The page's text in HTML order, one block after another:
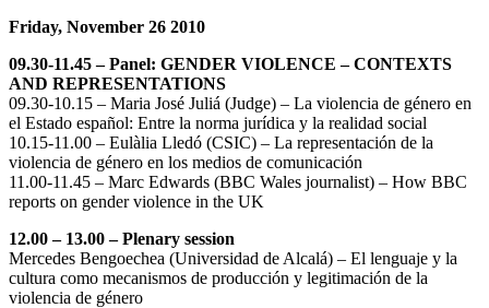
Friday, November 26 2010
09.30-11.45 – Panel: GENDER VIOLENCE – CONTEXTS
AND REPRESENTATIONS
09.30-10.15 – Maria José Juliá (Judge) – La violencia de género en
el Estado español: Entre la norma jurídica y la realidad social
10.15-11.00 – Eulàlia Lledó (CSIC) – La representación de la
violencia de género en los medios de comunicación
11.00-11.45 – Marc Edwards (BBC Wales journalist) – How BBC
reports on gender violence in the UK
12.00 – 13.00 – Plenary session
Mercedes Bengoechea (Universidad de Alcalá) – El lenguaje y la
cultura como mecanismos de producción y legitimación de la
violencia de género